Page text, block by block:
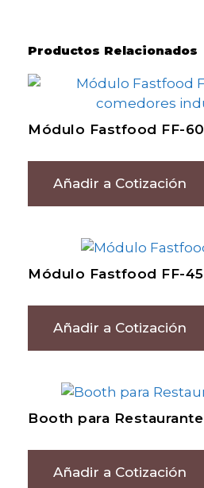
Productos Relacionados
Módulo Fastfood FF-
Añadir a Cotización
Módulo Fastfood FF-
Añadir a Cotización
Booth para
Añadir a Cotización